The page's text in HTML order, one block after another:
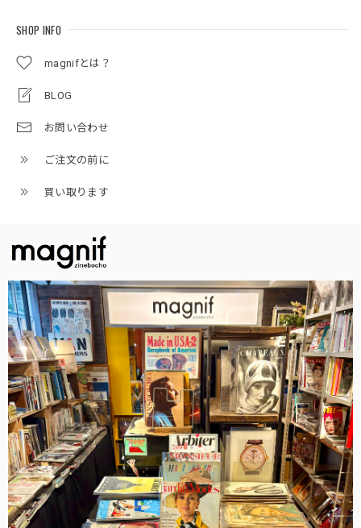
SHOP INFO
magnifとは？
BLOG
お問い合わせ
ご注文の前に
買い取ります